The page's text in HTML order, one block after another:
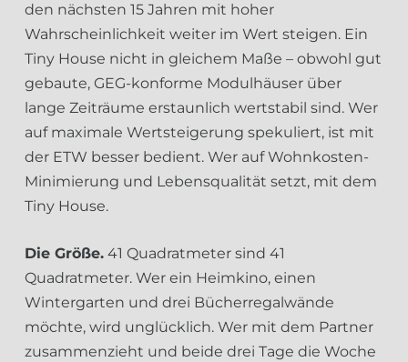
den nächsten 15 Jahren mit hoher
Wahrscheinlichkeit weiter im Wert steigen. Ein
Tiny House nicht in gleichem Maße – obwohl gut
gebaute, GEG-konforme Modulhäuser über
lange Zeiträume erstaunlich wertstabil sind. Wer
auf maximale Wertsteigerung spekuliert, ist mit
der ETW besser bedient. Wer auf Wohnkosten-
Minimierung und Lebensqualität setzt, mit dem
Tiny House.
Die Größe. 41 Quadratmeter sind 41
Quadratmeter. Wer ein Heimkino, einen
Wintergarten und drei Bücherregalwände
möchte, wird unglücklich. Wer mit dem Partner
zusammenzieht und beide drei Tage die Woche